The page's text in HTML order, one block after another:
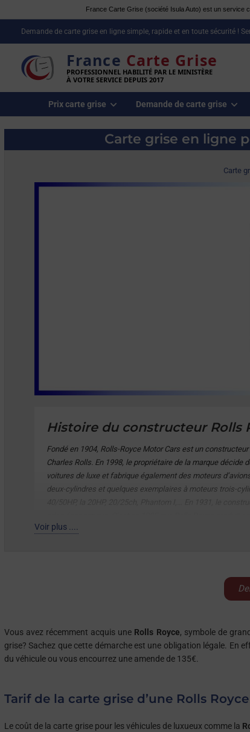
France Carte Grise (société Isula Auto) est un service
Demande de carte grise en ligne simple, rapide et en toute sécurité !
France Carte Grise
PROFESSIONNEL HABILITÉ PAR LE MINISTÈRE
À VOTRE SERVICE DEPUIS 2017
Prix carte grise Demande de carte grise
Carte grise en ligne
Carte
Histoire du constructeur Rolls
Fondé en 1904, Rolls-Royce Motor Cars est un
Charles Rolls. En 1998, le propriétaire de la marque
voitures de luxe et fabrique également des moteurs
deux-cylindres et quelques exemplaires à moteurs trois-
Cullinan en 2018. Il est également le premier 4x4 de Rolls-
Voir plus ....
Vous avez récemment acquis une Rolls Royce, symbole de
grise? Sachez que cette démarche est une obligation légale. En
du véhicule ou vous encourrez une amende de 135€.
Tarif de la carte grise d’une Rolls Royce
Le coût de la carte grise pour les véhicules de luxueux comme la